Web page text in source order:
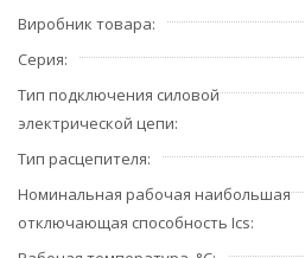
Виробник товара
Серия
Тип подключения силовой
электрической цепи
Тип расцепителя
Номинальная рабочая наибольшая
отключающая способность Ics